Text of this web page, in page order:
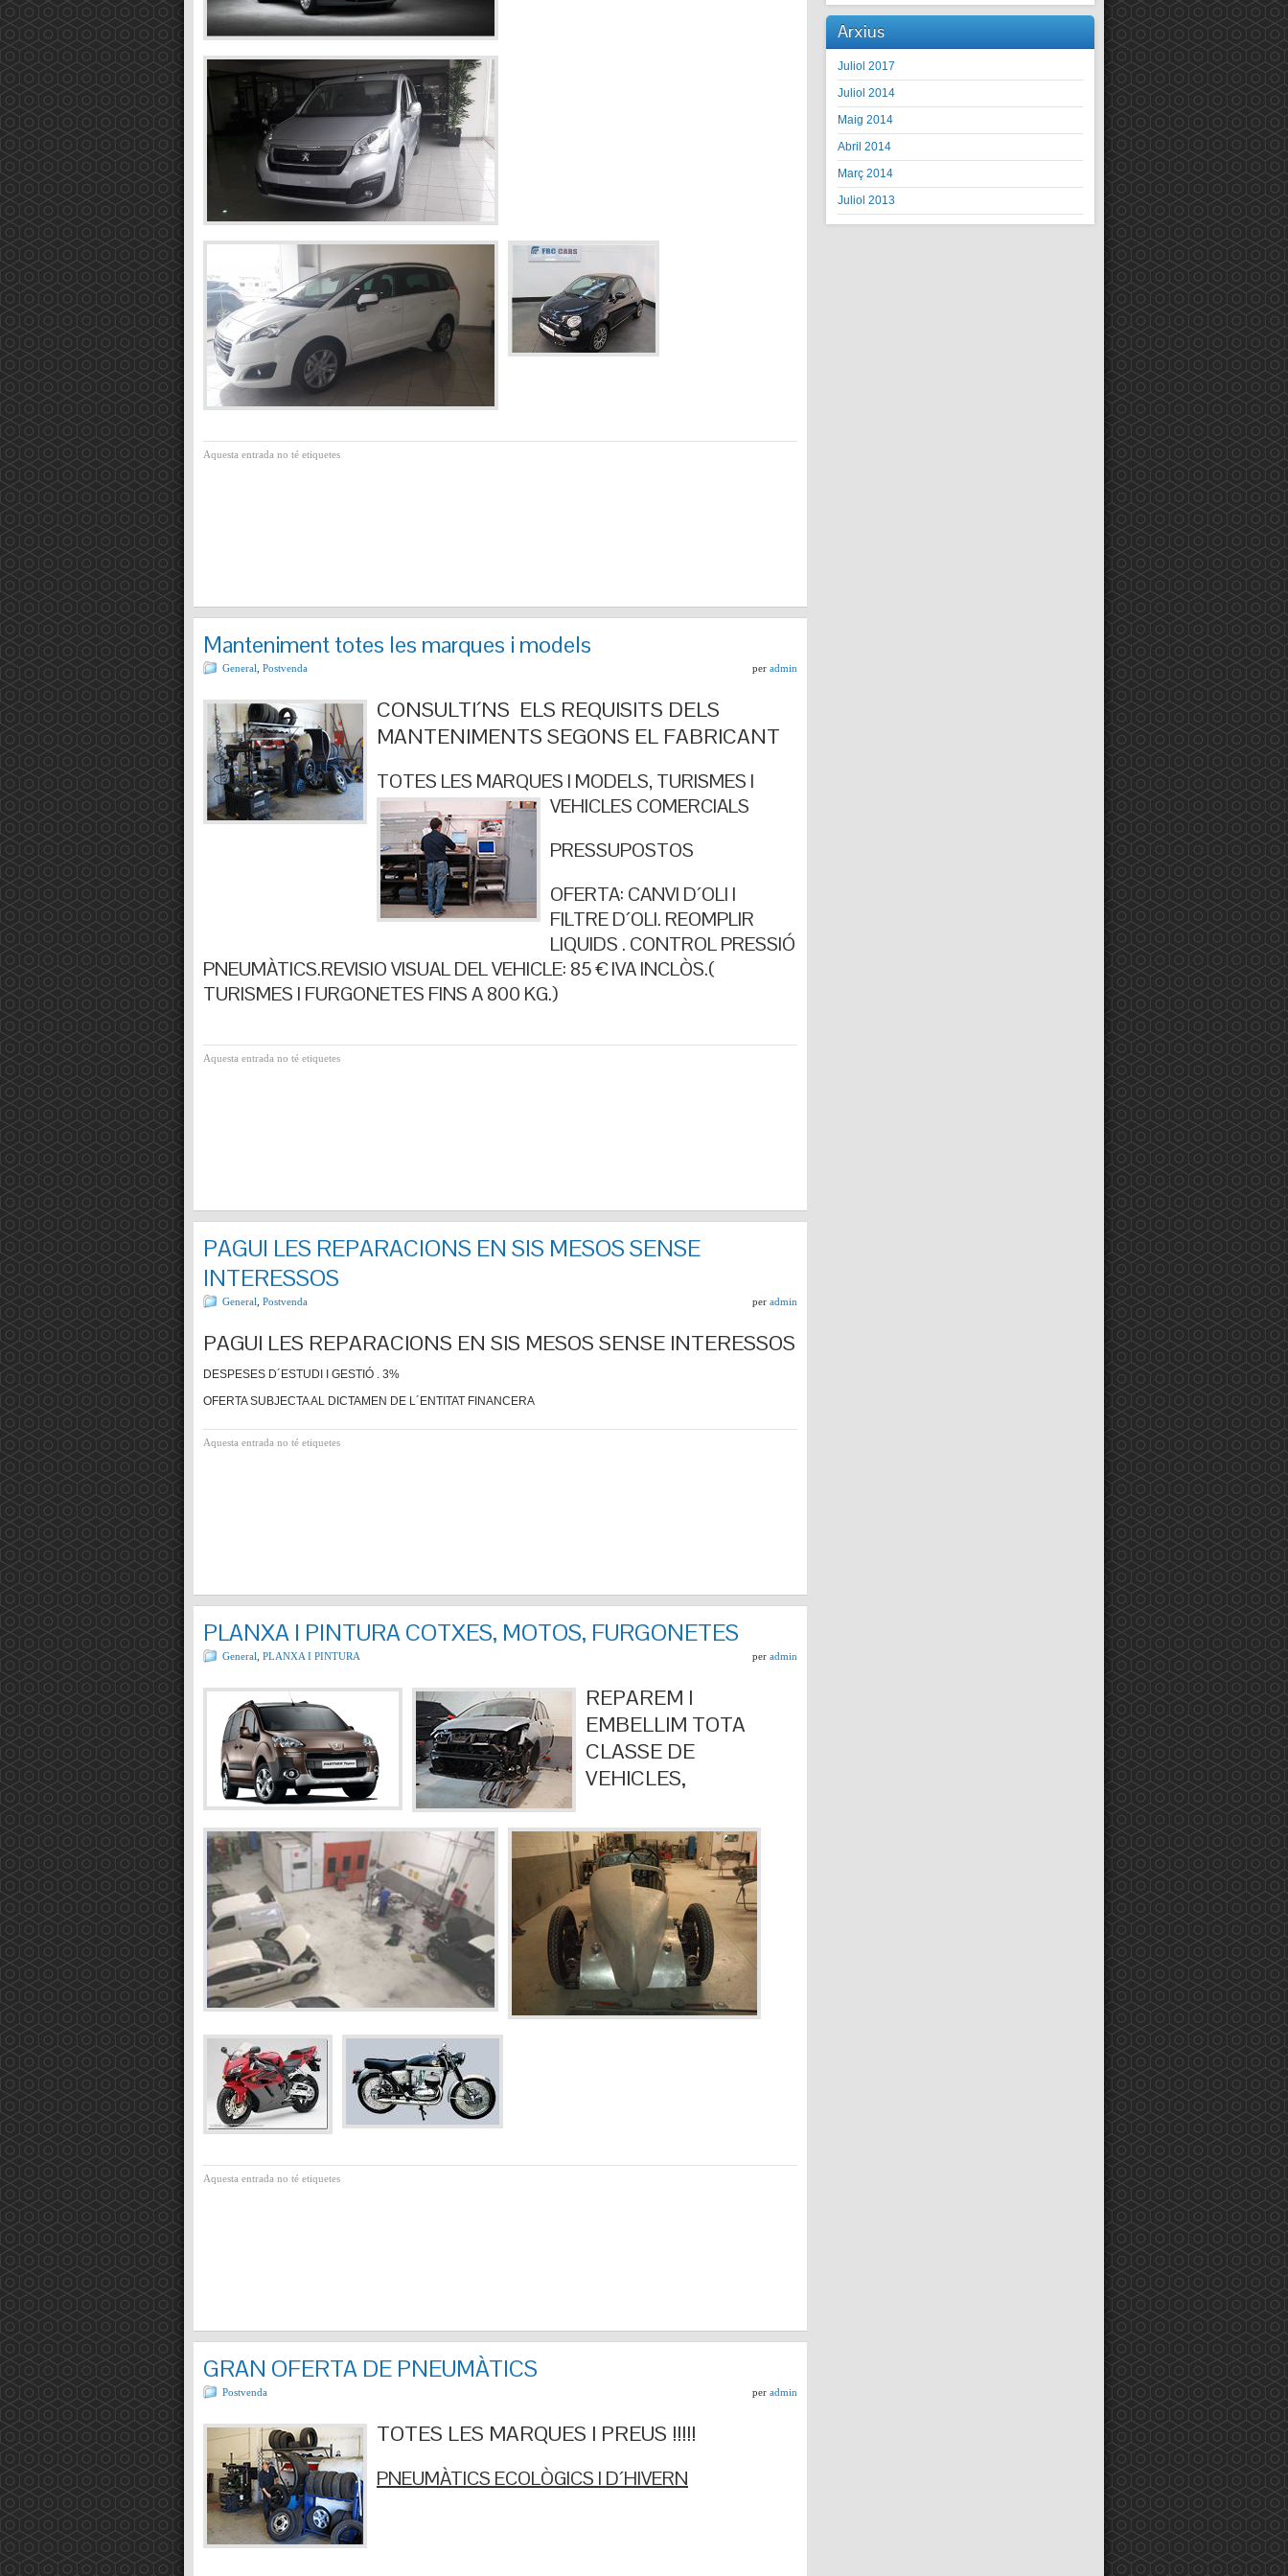
Aquesta entrada no té etiquetes
Manteniment totes les marques i models
General Postvenda per admin
CONSULTI´NS ELS REQUISITS DELS
MANTENIMENTS SEGONS EL FABRICANT
TOTES LES MARQUES I MODELS, TURISMES I
VEHICLES COMERCIALS
PRESSUPOSTOS
OFERTA: CANVI D´OLI I
FILTRE D´OLI. REOMPLIR
LIQUIDS . CONTROL PRESSIÓ
PNEUMÀTICS.REVISIO VISUAL DEL VEHICLE: 85 € IVA INCLÒS.(
TURISMES I FURGONETES FINS A 800 KG.)
Aquesta entrada no té etiquetes
PAGUI LES REPARACIONS EN SIS MESOS SENSE
INTERESSOS
General Postvenda per admin
PAGUI LES REPARACIONS EN SIS MESOS SENSE INTERESSOS
DESPESES D´ESTUDI I GESTIÓ . 3%
OFERTA SUBJECTA AL DICTAMEN DE L´ENTITAT FINANCERA
Aquesta entrada no té etiquetes
PLANXA I PINTURA COTXES, MOTOS, FURGONETES
General PLANXA I PINTURA per admin
REPAREM I
EMBELLIM TOTA
CLASSE DE
VEHICLES,
Aquesta entrada no té etiquetes
GRAN OFERTA DE PNEUMÀTICS
Postvenda per admin
TOTES LES MARQUES I PREUS !!!!!
PNEUMÀTICS ECOLÒGICS I D´HIVERN
Arxius
Juliol 2017
Juliol 2014
Maig 2014
Abril 2014
Març 2014
Juliol 2013